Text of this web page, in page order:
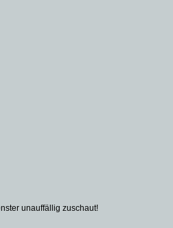
unauffällig zuschaut!